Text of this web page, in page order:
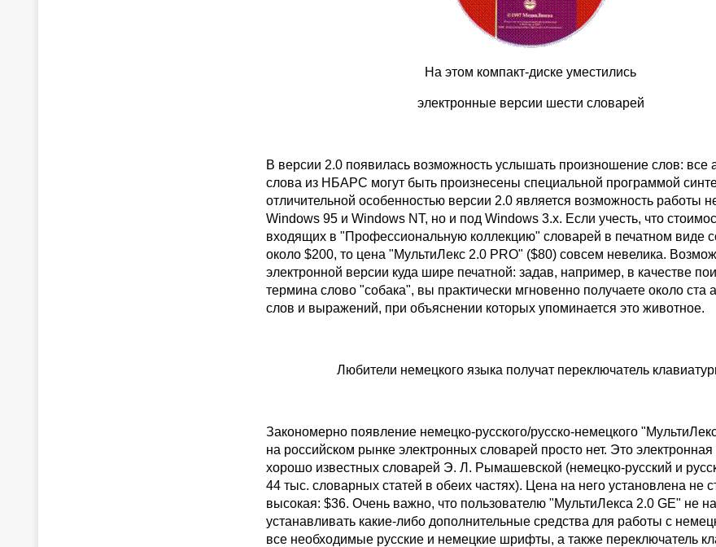
На этом компакт-диске уместились
электронные версии шести словарей
В версии 2.0 появилась возможность услышать произношение слов: все
слова из НБАРС могут быть произнесены специальной программой
отличительной особенностью версии 2.0 является возможность работы
Windows 95 и Windows NT, но и под Windows 3.x. Если учесть, что
входящих в "Профессиональную коллекцию" словарей в печатном виде
около $200, то цена "МультиЛекс 2.0 PRO" ($80) совсем невелика.
электронной версии куда шире печатной: задав, например, в качестве
термина слово "собака", вы практически мгновенно получаете около ста
слов и выражений, при объяснении которых упоминается это животное.
Любители немецкого языка получат переключатель
Закономерно появление немецко-русского/русско-немецкого
на российском рынке электронных словарей просто нет. Это электронная
хорошо известных словарей Э. Л. Рымашевской (немецко-русский и
44 тыс. словарных статей в обеих частях). Цена на него установлена не
высокая: $36. Очень важно, что пользователю "МультиЛекса 2.0 GE" не
устанавливать какие-либо дополнительные средства для работы с
все необходимые русские и немецкие шрифты, а также переключатель